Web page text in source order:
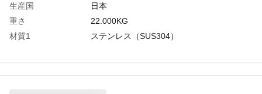
生産国
日本
重さ
22.000KG
材質1
ステンレス（SUS304）